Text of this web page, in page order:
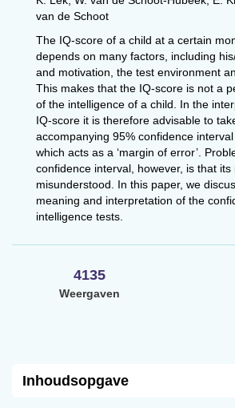
van de Schoot
The IQ-score of a child at a certain
depends on many factors, including
and motivation, the test environment
This makes that the IQ-score is not a
of the intelligence of a child. In the
IQ-score it is therefore advisable to
accompanying 95% confidence interval
which acts as a ‘margin of error’.
confidence interval, however, is that its
misunderstood. In this paper, we
meaning and interpretation of the
intelligence tests.
4135
Weergaven
Inhoudsopgave